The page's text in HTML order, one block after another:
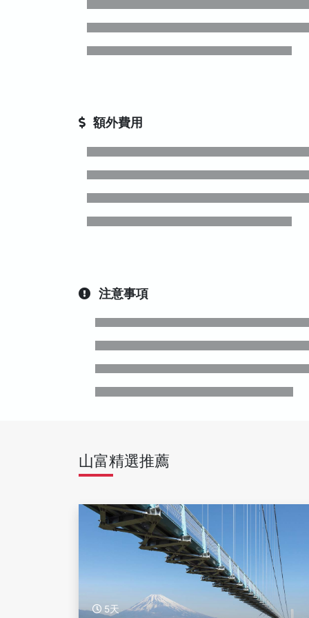
額外費用
注意事項
山富精選推薦
5天